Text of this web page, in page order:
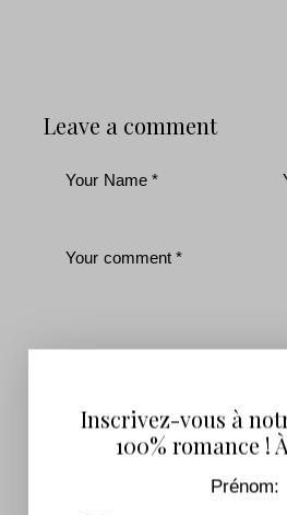
Leave a comment
J'accepte que mes
collectées et stockées.
Inscrivez-vous pour
Inscrivez-vous à
100% romance !
Prénom: